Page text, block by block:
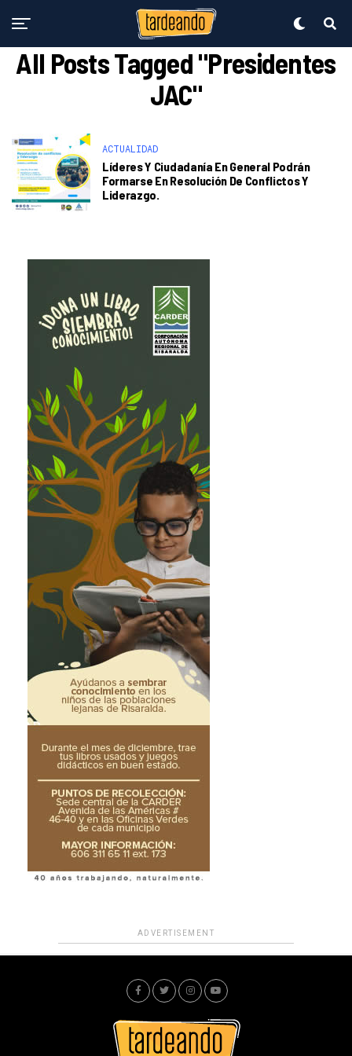
All Posts Tagged "Presidentes
JAC"
ACTUALIDAD
Líderes Y Ciudadanía En General Podrán
Formarse En Resolución De Conflictos Y
Liderazgo.
ADVERTISEMENT